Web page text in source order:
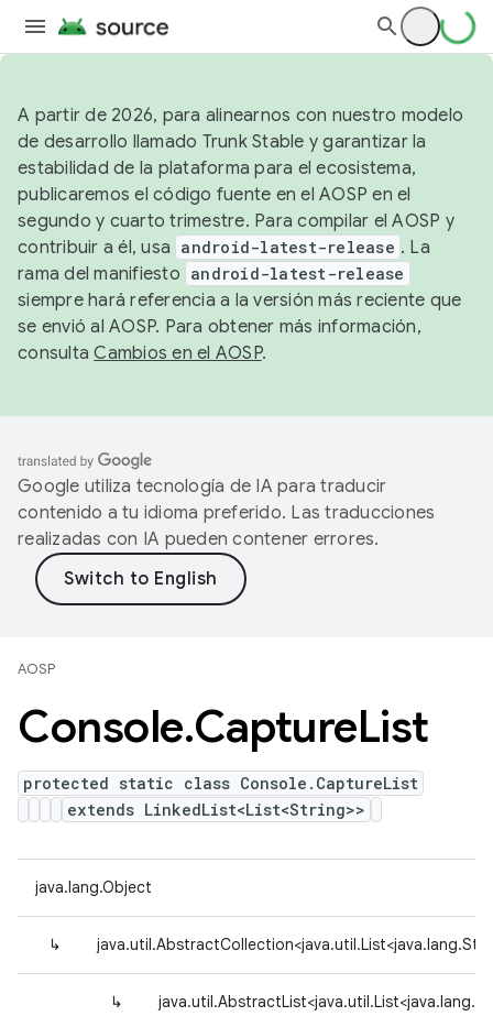
A partir de 2026, para alinearnos con nuestro modelo
de desarrollo llamado Trunk Stable y garantizar la
estabilidad de la plataforma para el ecosistema,
publicaremos el código fuente en el AOSP en el
segundo y cuarto trimestre. Para compilar el AOSP y
contribuir a él, usa android-latest-release . La
rama del manifiesto android-latest-release
siempre hará referencia a la versión más reciente que
se envió al AOSP. Para obtener más información,
consultaCambios en el AOSP.
Google utiliza tecnología de IA para traducir
contenido a tu idioma preferido. Las traducciones
realizadas con IA pueden contener errores.
AOSP
Console.CaptureList
protected static class Console.CaptureList
extends LinkedList<List<String>>
java.lang.Object
↳
↳